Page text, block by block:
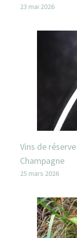
23 mai 2026
Vins de
Champagne
25 mars 2026